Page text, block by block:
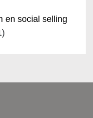
en social selling